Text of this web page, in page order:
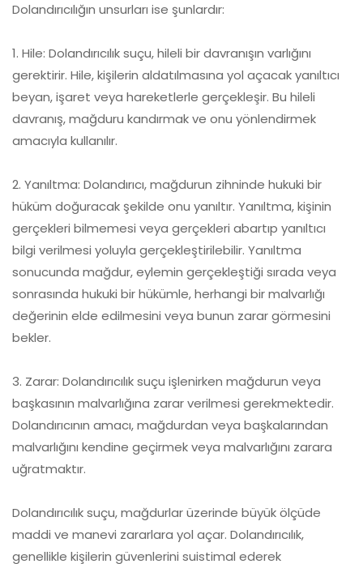
Dolandırıcılığın unsurları ise şunlardır:
1. Hile: Dolandırıcılık suçu, hileli bir davranışın varlığını
gerektirir. Hile, kişilerin aldatılmasına yol açacak yanıltıcı
beyan, işaret veya hareketlerle gerçekleşir. Bu hileli
davranış, mağduru kandırmak ve onu yönlendirmek
amacıyla kullanılır.
2. Yanıltma: Dolandırıcı, mağdurun zihninde hukuki bir
hüküm doğuracak şekilde onu yanıltır. Yanıltma, kişinin
gerçekleri bilmemesi veya gerçekleri abartıp yanıltıcı
bilgi verilmesi yoluyla gerçekleştirilebilir. Yanıltma
sonucunda mağdur, eylemin gerçekleştiği sırada veya
sonrasında hukuki bir hükümle, herhangi bir malvarlığı
değerinin elde edilmesini veya bunun zarar görmesini
bekler.
3. Zarar: Dolandırıcılık suçu işlenirken mağdurun veya
başkasının malvarlığına zarar verilmesi gerekmektedir.
Dolandırıcının amacı, mağdurdan veya başkalarından
malvarlığını kendine geçirmek veya malvarlığını zarara
uğratmaktır.
Dolandırıcılık suçu, mağdurlar üzerinde büyük ölçüde
maddi ve manevi zararlara yol açar. Dolandırıcılık,
genellikle kişilerin güvenlerini suistimal ederek